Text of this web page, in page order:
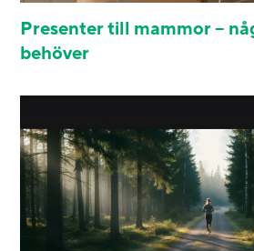
Presenter till mammor –
behöver